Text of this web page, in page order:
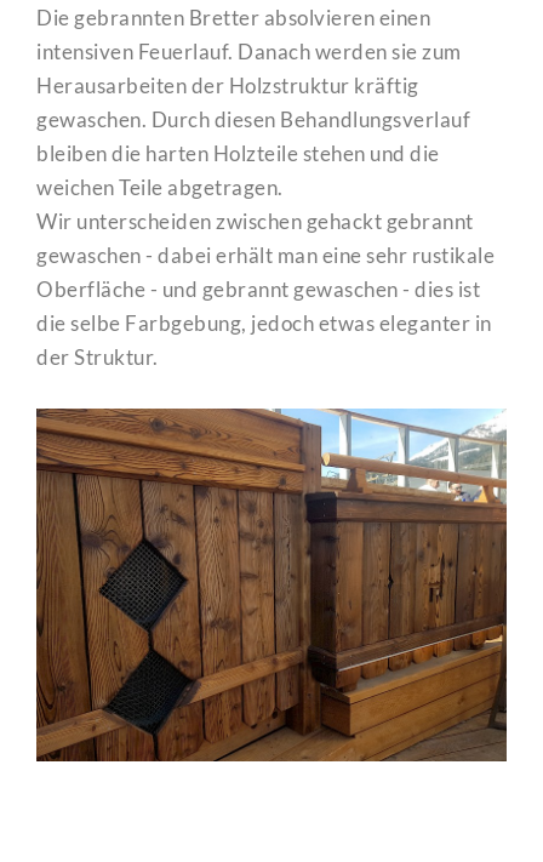
Die gebrannten Bretter absolvieren einen
intensiven Feuerlauf. Danach werden sie zum
Herausarbeiten der Holzstruktur kräftig
gewaschen. Durch diesen Behandlungsverlauf
bleiben die harten Holzteile stehen und die
weichen Teile abgetragen.
Wir unterscheiden zwischen gehackt gebrannt
gewaschen - dabei erhält man eine sehr rustikale
Oberfläche - und gebrannt gewaschen - dies ist
die selbe Farbgebung, jedoch etwas eleganter in
der Struktur.